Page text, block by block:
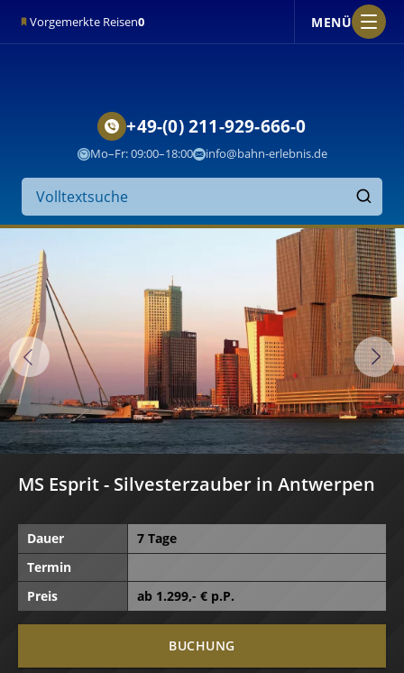
Vorgemerkte Reisen0 MENÜ
Suche
auf
der
Website
Finden
+49-(0) 211-929-666-0
Mo–Fr: 09:00–18:00 info@bahn-erlebnis.de
MS Esprit - Silvesterzauber in Antwerpen
Dauer
7 Tage
Termin
Preis
ab 1.299,- € p.P.
BUCHUNG